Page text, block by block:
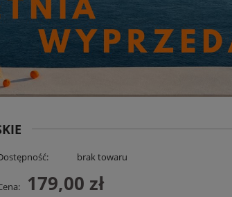
brak towaru
179,00 zł